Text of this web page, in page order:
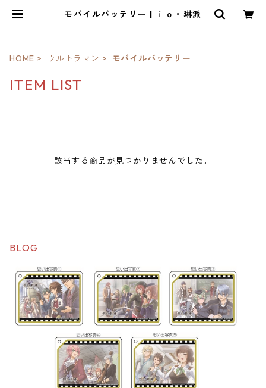
モバイルバッテリー | ｉｏ・琳派
HOME ウルトラマン モバイルバッテリー
ITEM LIST
該当する商品が見つかりませんでした。
BLOG